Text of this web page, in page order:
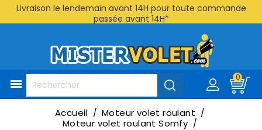
Livraison le lendemain avant 14H pour toute commande
passée avant 14H*

0
Accueil
Moteur volet roulant
Moteur volet roulant Somfy